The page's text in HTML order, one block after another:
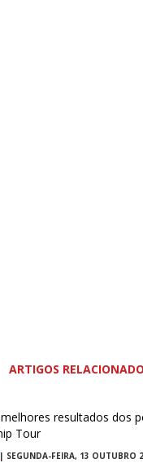
ARTIGOS
| SEGUNDA-FEIRA, 13 OUTUBRO